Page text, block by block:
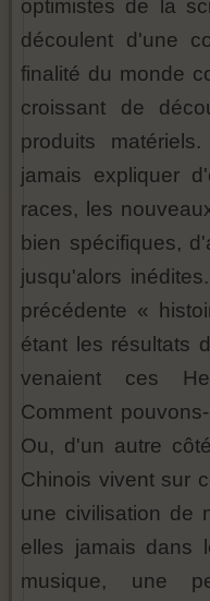
optimistes de la
découlent d'une
finalité du monde
croissant de
produits
jamais expliquer
races, les
bien spécifiques,
jusqu'alors
précédente «
étant les résultats
venaient ces
Comment
Ou, d'un autre
Chinois vivent sur
une civilisation de
elles jamais dans
musique, une